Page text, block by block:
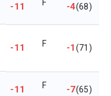
-11 F -4(68)
-11 F -1(71)
-11 F -7(65)